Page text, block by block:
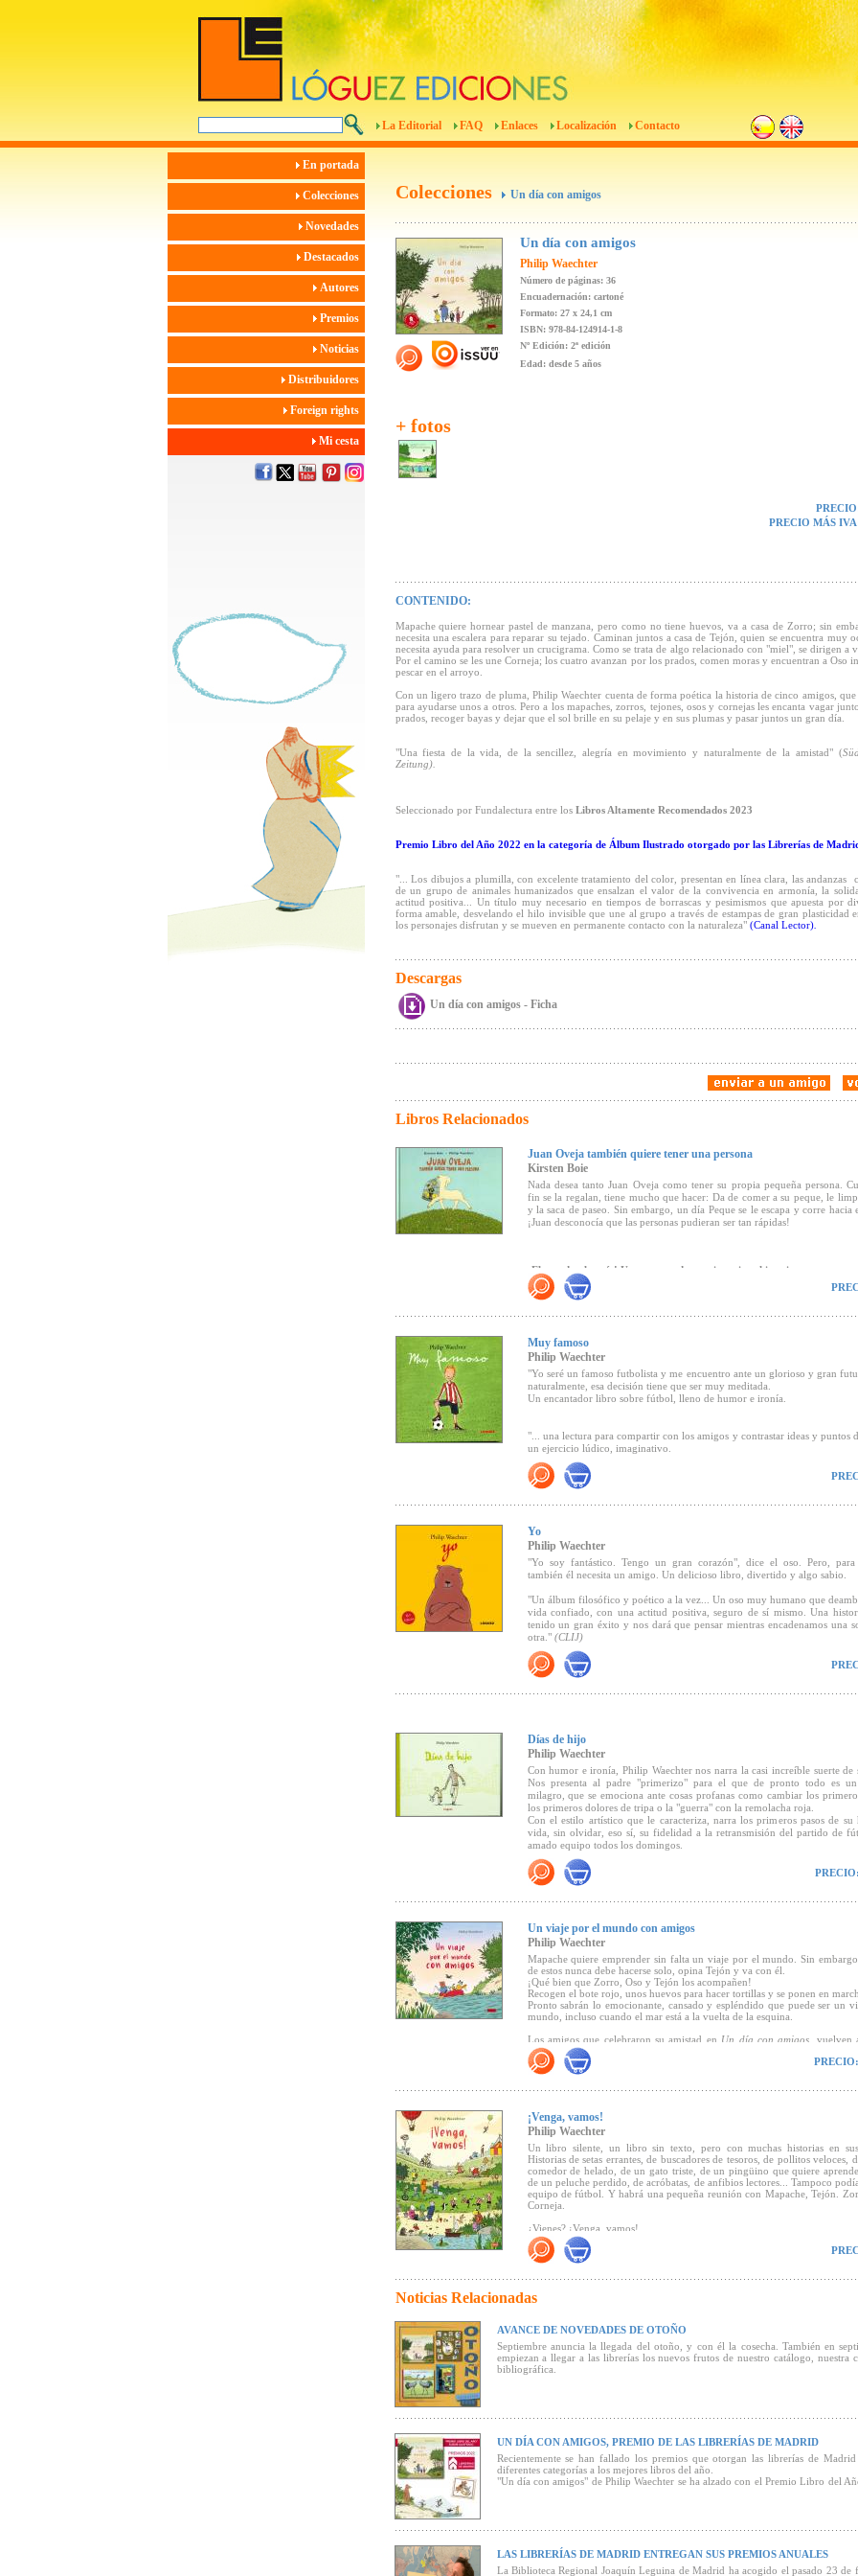
La Editorial FAQ Enlaces Localización Contacto
En portada
Colecciones
Novedades
Destacados
Autores
Premios
Noticias
Distribuidores
Foreign rights
Mi cesta
Colecciones Un día con amigos
+ fotos
Un día con amigos
Philip Waechter
Número de páginas: 36
Encuadernación: cartoné
Formato: 27 x 24,1 cm
ISBN: 978-84-124914-1-8
Nº Edición: 2ª edición
Edad: desde 5 años
PRECIO MÁS
CONTENIDO:
Mapache quiere hornear pastel de manzana, pero como no tiene huevos, va a casa de Zorro; sin
necesita una escalera para reparar su tejado. Caminan juntos a casa de Tejón, quien se encuentra muy
necesita ayuda para resolver un crucigrama. Como se trata de algo relacionado con "miel", se dirigen a
Por el camino se les une Corneja; los cuatro avanzan por los prados, comen moras y encuentran a Oso
pescar en el arroyo.
Con un ligero trazo de pluma, Philip Waechter cuenta de forma poética la historia de cinco amigos, que
para ayudarse unos a otros. Pero a los mapaches, zorros, tejones, osos y cornejas les encanta vagar
prados, recoger bayas y dejar que el sol brille en su pelaje y en sus plumas y pasar juntos un gran día.
"Una fiesta de la vida, de la sencillez, alegría en movimiento y naturalmente de la amistad" (
Zeitung).
Seleccionado por Fundalectura entre los Libros Altamente Recomendados 2023
Premio Libro del Año 2022 en la categoría de Álbum Ilustrado otorgado por las Librerías de
"... Los dibujos a plumilla, con excelente tratamiento del color, presentan en línea clara, las andanzas
de un grupo de animales humanizados que ensalzan el valor de la convivencia en armonía, la
actitud positiva... Un título muy necesario en tiempos de borrascas y pesimismos que apuesta por
forma amable, desvelando el hilo invisible que une al grupo a través de estampas de gran plasticidad
los personajes disfrutan y se mueven en permanente contacto con la naturaleza" (Canal Lector).
Descargas
Un día con amigos - Ficha
Libros Relacionados
Juan Oveja también quiere tener una persona
Kirsten Boie
Nada desea tanto Juan Oveja como tener su propia pequeña persona.
fin se la regalan, tiene mucho que hacer: Da de comer a su peque, le
y la saca de paseo. Sin embargo, un día Peque se le escapa y corre hacia
¡Juan desconocía que las personas pudieran ser tan rápidas!
¡El mundo al revés! Una sorprendente e ingeniosa historia.
-El libro infantil más amigo de los animales (PETA, Alemania)
-Recomendado en la lista de
-Los 7 mejores libros para jóvenes lectores
- Libro del mes (Academia Alemana para la Literatura Infantil y
Recomendado por Canal Lector.
"Un original y divertido cuento, con un toque ácido, que hará pensar. En
al revés, en el que humanos y animales intercambian sus papeles, un
de la familia de las ovejas se empeña en tener una mascota..."
amigos, los padres, los maestros..."
Muy famoso
Philip Waechter
"Yo seré un famoso futbolista y me encuentro ante un glorioso y gran
naturalmente, esa decisión tiene que ser muy meditada.
Un encantador libro sobre fútbol, lleno de humor e ironía.
"... una lectura para compartir con los amigos y contrastar ideas y puntos
un ejercicio lúdico, imaginativo.
" (CLIJ, Marzo de 2007)
"Muy famoso
poco de ternura, de afecto cómplice. El humor es aquí un sutil guiño,
inteligente desproporción entre palabras y motivos. La voz ingenua y
del narrador, junto al testimonio veraz de las escenas ilustradas,
adulto ante un espejo de su niñez. La identificación se refuerza al
volubles." ( Villar ArellanoenLa tormenta en un vaso)
Yo
Philip Waechter
"Yo soy fantástico. Tengo un gran corazón", dice el oso. Pero, para
también él necesita un amigo. Un delicioso libro, divertido y algo sabio.
"Un álbum filosófico y poético a la vez... Un oso muy humano que
vida confiado, con una actitud positiva, seguro de sí mismo. Una
tenido un gran éxito y nos dará que pensar mientras encadenamos una
otra." (CLIJ)
"...un libro que nos llena de mimos, que nos ayuda a disfrutar de lo que
buscar cobijo en los demás...
Días de hijo
Philip Waechter
Con humor e ironía, Philip Waechter nos narra la casi increíble suerte de
Nos presenta al padre "primerizo" para el que de pronto todo es un
milagro, que se emociona ante cosas profanas como cambiar los
los primeros dolores de tripa o la "guerra" con la remolacha roja.
Con el estilo artístico que le caracteriza, narra los primeros pasos de
vida, sin olvidar, eso sí, su fidelidad a la retransmisión del partido de
amado equipo todos los domingos.
Resulta insuperable la maestría de Philip Waechter narrando la
padre.
"...Waechter ha conseguido plasmar la esencia de la paternidad
consigue sin caer en el sentimentalismo fácil, aplicando un enorme
humor y una finura para dar de lleno en el blanco de las emociones que
recién nacido en un padre de hoy. Hay que decir que toda su obra se
una enorme capacidad para empatizar con los sentimientos del
contemporáneo y para sintetizarlos en clave de humor..." (Marta
Educación y Biblioteca).
PRECIO:
Un viaje por el mundo con amigos
Philip Waechter
Mapache quiere emprender sin falta un viaje por el mundo. Sin
de estos nunca debe hacerse solo, opina Tejón y va con él.
¡Qué bien que Zorro, Oso y Tejón los acompañen!
Recogen el bote rojo, unos huevos para hacer tortillas y se ponen en
Pronto sabrán lo emocionante, cansado y espléndido que puede ser un
mundo, incluso cuando el mar está a la vuelta de la esquina.
Los amigos que celebraron su amistad en Un día con amigos,
vuelven
para disfrutar de un excitante y emocionante viaje.
(Canal Lector).
PRECIO:
¡Venga, vamos!
Philip Waechter
Un libro silente, un libro sin texto, pero con muchas historias en sus
Historias de setas errantes, de buscadores de tesoros, de pollitos veloces,
comedor de helado, de un gato triste, de un pingüino que quiere
de un peluche perdido, de acróbatas, de anfibios lectores... Tampoco
equipo de fútbol. Y habrá una pequeña reunión con Mapache, Tejón.
Corneja.
¿Vienes? ¡Venga, vamos!
Premio Uwe Lüders 2026
"Siendo un libro sin palabras, no deja de ser narrativo. Las historias
cuando ambos intentan descifrar qué diablos hace ese cerdo con esa
el oso y el buey están excavando, por qué hay un plátano y un limón
el campo o de quién son esos ojos inquietantes que asoman por la
sótano.
También vale mencionar el cuidado editorial con el que Lóguez ha
libro. Impreso en Alemania (...) se ha utilizado barniz de impresión a base
no excesivamente pesadas, las esquinas redondeadas protegen dedos y
conjunto transmite esa sensación de objeto bien hecho que invita a usar
vez"(Revista Babar)
"Un canto a la vida al aire libre, a la amistad, a la acogedora
delicia entretenerse en las ilustraciones, tratando de seguir los pasos de los
personajes y descubrir otros que no habíamos visto en un primer
Noticias Relacionadas
AVANCE DE NOVEDADES DE OTOÑO
Septiembre anuncia la llegada del otoño, y con él la cosecha. También en
empiezan a llegar a las librerías los nuevos frutos de nuestro catálogo, nuestra
bibliográfica.
UN DÍA CON AMIGOS, PREMIO DE LAS LIBRERÍAS DE MADRID
Recientemente se han fallado los premios que otorgan las librerías de
diferentes categorías a los mejores libros del año.
"Un día con amigos" de Philip Waechter se ha alzado con el Premio Libro del
LAS LIBRERÍAS DE MADRID ENTREGAN SUS PREMIOS ANUALES
La Biblioteca Regional Joaquín Leguina de Madrid ha acogido el pasado 23 de